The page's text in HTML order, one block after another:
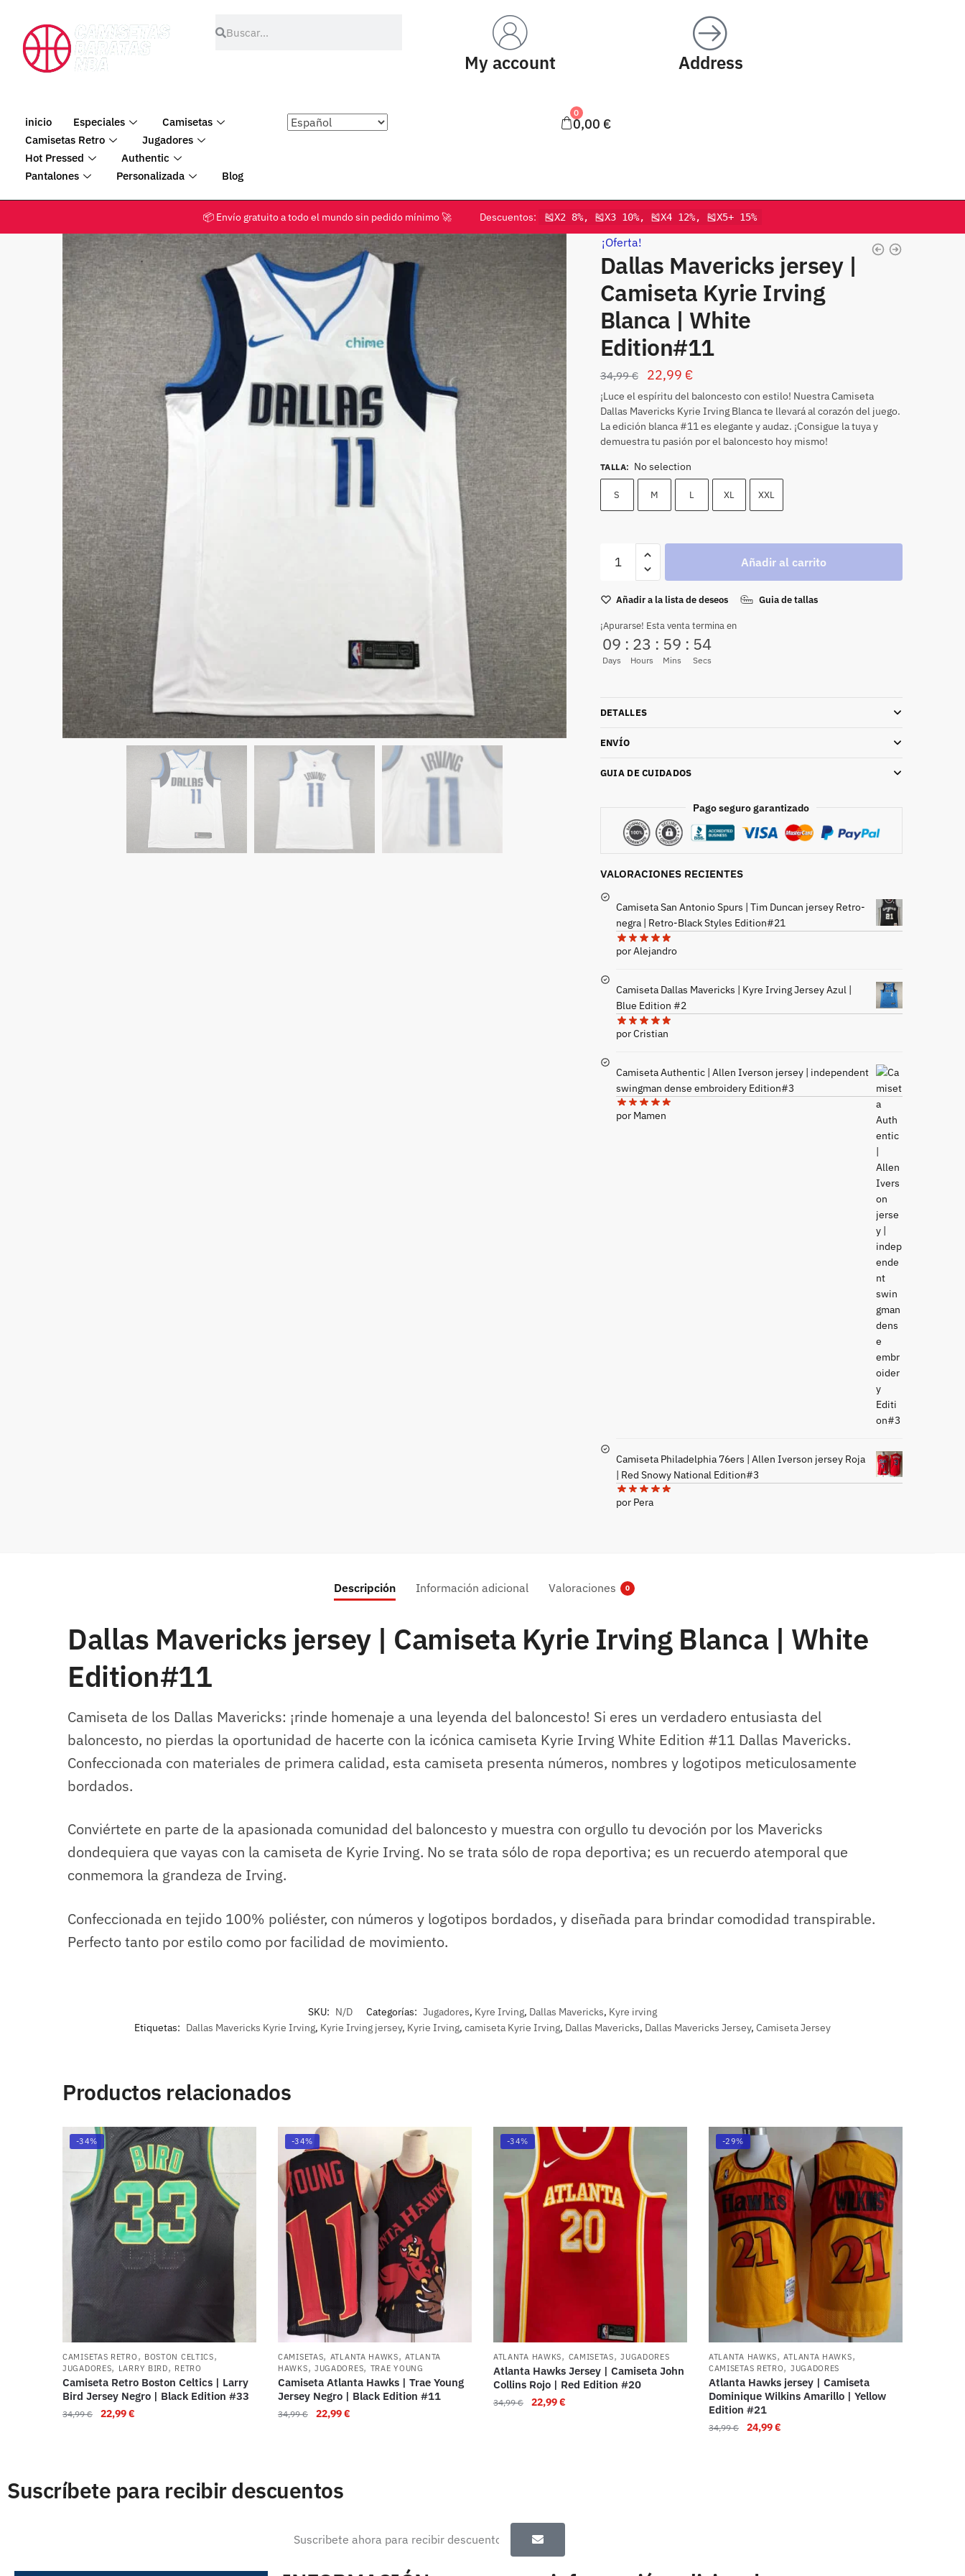
My account Address
inicio Especiales
Camisetas
Camisetas Retro
Jugadores
Hot Pressed
Authentic
Pantalones
Personalizada Blog
0
0,00 €
📦 Envío gratuito a todo el mundo sin pedido mínimo 🚀 Descuentos: 🎽X2 8%, 🎽X3 10%, 🎽X4 12%, 🎽X5+ 15%
¡Oferta!
Dallas Mavericks jersey |
Camiseta Kyrie Irving
Blanca | White
Edition#11
34,99€ 22,99 €
¡Luce el espíritu del baloncesto con estilo! Nuestra Camiseta
Dallas Mavericks Kyrie Irving Blanca te llevará al corazón del juego.
La edición blanca #11 es elegante y audaz. ¡Consigue la tuya y
demuestra tu pasión por el baloncesto hoy mismo!
TALLA: No selection
S M L XL XXL
Añadir al carrito
Añadir a la lista de deseos Guia de tallas
¡Apurarse! Esta venta termina en
09
Days
: 23
Hours
: 59
Mins
: 53
Secs
DETALLES
ENVÍO
GUIA DE CUIDADOS
Pago seguro garantizado
VALORACIONES RECIENTES
Camiseta San Antonio Spurs | Tim Duncan jersey Retro-
negra | Retro-Black Styles Edition#21
por Alejandro
Camiseta Dallas Mavericks | Kyre Irving Jersey Azul |
Blue Edition #2
por Cristian
Camiseta Authentic | Allen Iverson jersey | independent
swingman dense embroidery Edition#3
por Mamen
Camiseta Philadelphia 76ers | Allen Iverson jersey Roja
| Red Snowy National Edition#3
por Pera
Descripción Información adicional Valoraciones 0
Dallas Mavericks jersey | Camiseta Kyrie Irving Blanca | White
Edition#11
Camiseta de los Dallas Mavericks: ¡rinde homenaje a una leyenda del baloncesto! Si eres un verdadero entusiasta del
baloncesto, no pierdas la oportunidad de hacerte con la icónica camiseta Kyrie Irving White Edition #11 Dallas Mavericks.
Confeccionada con materiales de primera calidad, esta camiseta presenta números, nombres y logotipos meticulosamente
bordados.
Conviértete en parte de la apasionada comunidad del baloncesto y muestra con orgullo tu devoción por los Mavericks
dondequiera que vayas con la camiseta de Kyrie Irving. No se trata sólo de ropa deportiva; es un recuerdo atemporal que
conmemora la grandeza de Irving.
Confeccionada en tejido 100% poliéster, con números y logotipos bordados, y diseñada para brindar comodidad transpirable.
Perfecto tanto por estilo como por facilidad de movimiento.
SKU: N/D Categorías: Jugadores, Kyre Irving, Dallas Mavericks, Kyre irving
Etiquetas: Dallas Mavericks Kyrie Irving, Kyrie Irving jersey, Kyrie Irving, camiseta Kyrie Irving, Dallas Mavericks, Dallas Mavericks Jersey, Camiseta Jersey
Productos relacionados
-34%
CAMISETAS RETRO , BOSTON CELTICS,
JUGADORES, LARRY BIRD, RETRO
Camiseta Retro Boston Celtics | Larry
Bird Jersey Negro | Black Edition #33
34,99€ 22,99€
-34%
CAMISETAS, ATLANTA HAWKS,ATLANTA
HAWKS, JUGADORES, TRAE YOUNG
Camiseta Atlanta Hawks | Trae Young
Jersey Negro | Black Edition #11
34,99€ 22,99€
-34%
ATLANTA HAWKS, CAMISETAS,JUGADORES
Atlanta Hawks Jersey | Camiseta John
Collins Rojo | Red Edition #20
34,99€ 22,99€
-29%
ATLANTA HAWKS,ATLANTA HAWKS,
CAMISETAS RETRO, JUGADORES
Atlanta Hawks jersey | Camiseta
Dominique Wilkins Amarillo | Yellow
Edition #21
34,99€ 24,99€
Suscríbete para recibir descuentos